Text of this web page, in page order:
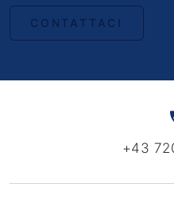
CONTATTACI
+43